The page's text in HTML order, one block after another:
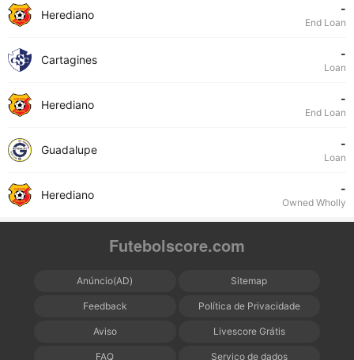
Herediano -
End Loan
Cartagines -
Loan
Herediano -
End Loan
Guadalupe -
Loan
Herediano -
Owned Wholly
Futebolscore.com
Anúncio(AD) Sitemap
Feedback Política de Privacidade
Aviso Livescore Grátis
FAQ Serviço de dados